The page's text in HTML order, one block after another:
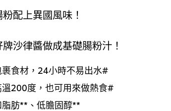
配上異國風味！
沙律醬做成基礎腸粉汁！
食材，24小時不易出水#
溫200度，也可用來做熱食#
肪**、低膽固醇**